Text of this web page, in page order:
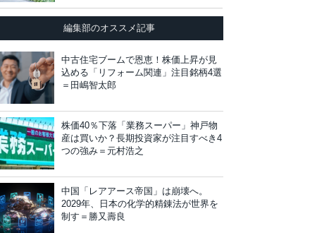
編集部のオススメ記事
中古住宅ブームで恩恵！株価上昇が見
込める「リフォーム関連」注目銘柄4選
＝田嶋智太郎
株価40％下落「業務スーパー」神戸物
産は買いか？長期投資家が注目すべき4
つの強み＝元村浩之
中国「レアアース帝国」は崩壊へ。
2029年、日本の化学的精錬法が世界を
制す＝勝又壽良